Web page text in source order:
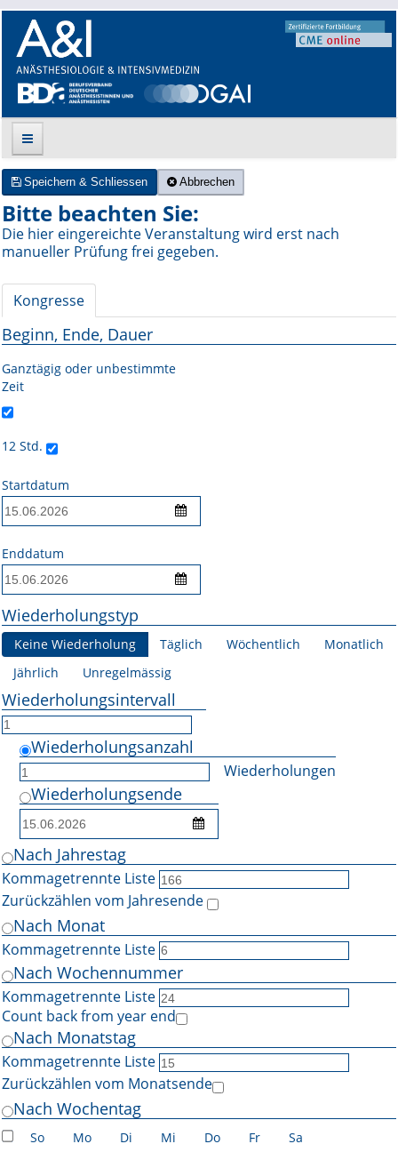
Suche
Aktuelle Ausgabe
Archiv
Mediadaten
Autoren-Service
Bestell-Service
Stellenmarkt
Kongresskalender
Speichern & Schliessen Abbrechen
Bitte beachten Sie:
Die hier eingereichte Veranstaltung wird erst nach
manueller Prüfung frei gegeben.
Kongresse
Beginn, Ende, Dauer
Ganztägig oder unbestimmte
Zeit
12 Std.
Startdatum
Enddatum
Wiederholungstyp
Keine Wiederholung Täglich Wöchentlich
Monatlich
Jährlich
Unregelmässig
Wiederholungsintervall
Wiederholungsanzahl
Wiederholungen
Wiederholungsende
Nach Jahrestag
Kommagetrennte Liste
Zurückzählen vom Jahresende
Nach Monat
Kommagetrennte Liste
Nach Wochennummer
Kommagetrennte Liste
Count back from year end
Nach Monatstag
Kommagetrennte Liste
Zurückzählen vom Monatsende
Nach Wochentag
So Mo Di Mi Do Fr Sa